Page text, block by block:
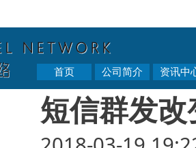
首页 公司简介 资讯中
短信群发